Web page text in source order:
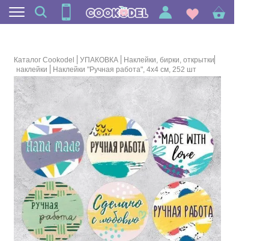
Каталог Cookodel УПАКОВКА
Наклейки, бирки, открытки
наклейки
Наклейки "Ручная работа", 4х4 см, 252 шт